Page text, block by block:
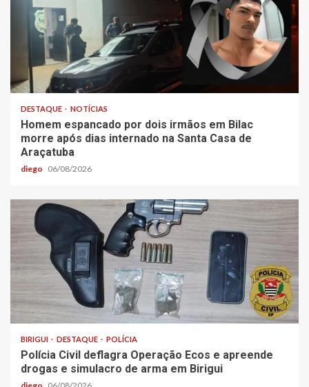
DESTAQUE NOTÍCIAS
Homem espancado por dois irmãos em Bilac
morre após dias internado na Santa Casa de
Araçatuba
diego 06/08/2026
BIRIGUI DESTAQUE POLÍCIA
Polícia Civil deflagra Operação Ecos e apreende
drogas e simulacro de arma em Birigui